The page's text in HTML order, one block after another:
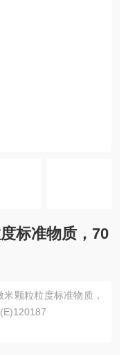
标准物质，70
颗粒粒度标准物质，